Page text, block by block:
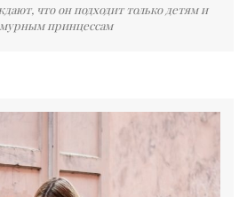
что он подходит только детям и
принцессам